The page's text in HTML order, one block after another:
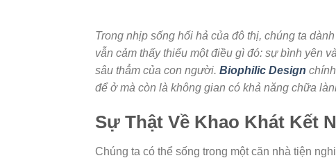
Trong nhịp sống hối hả của đô thị, chúng ta
vẫn cảm thấy thiếu một điều gì đó: sự bình yên
sâu thẳm của con người. Biophilic Design
để ở mà còn là không gian có khả năng chữa
Sự Thật Về Khao Khát Kết
Chúng ta có thể sống trong một căn nhà tiện